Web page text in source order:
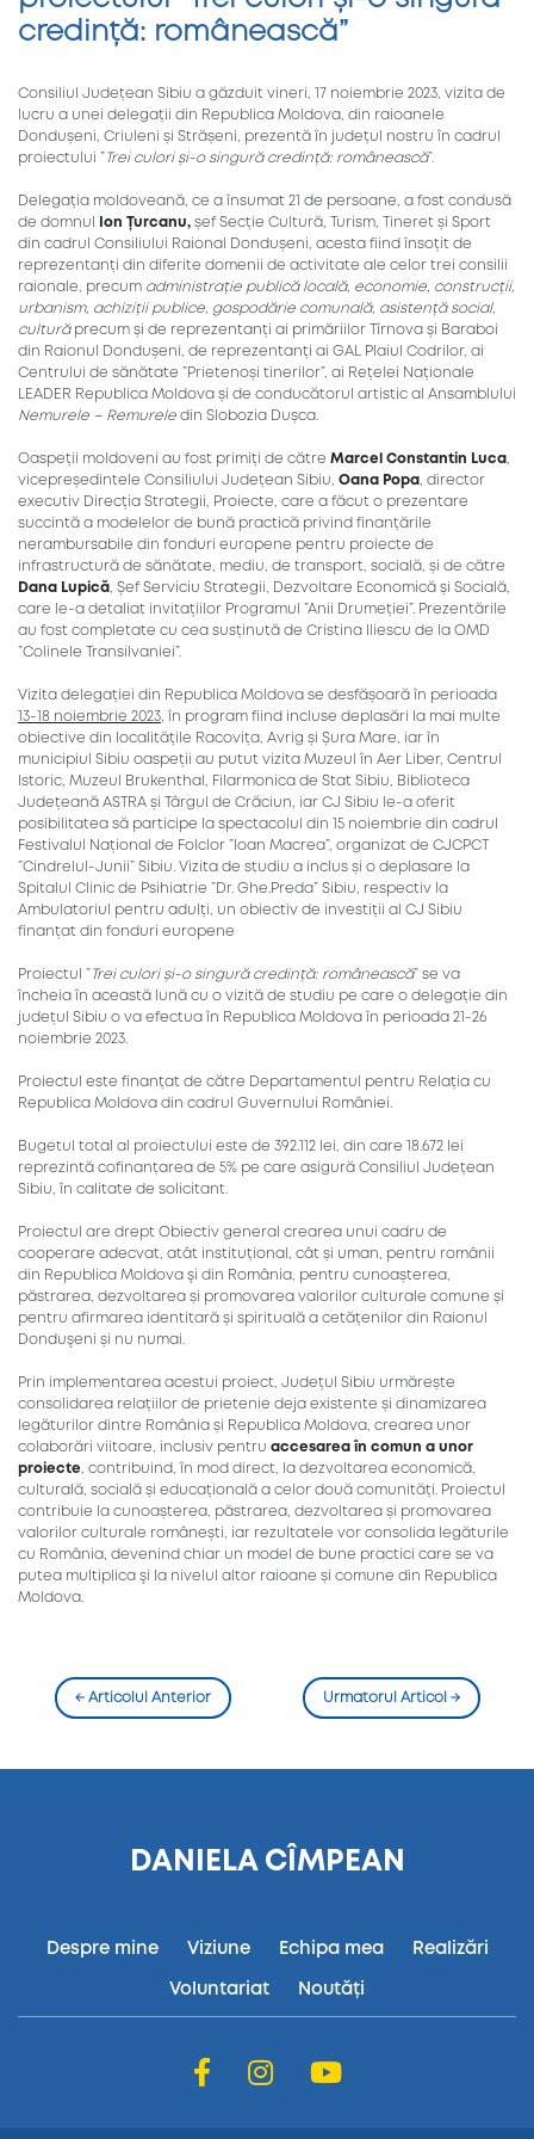
credință: românească”
Consiliul Județean Sibiu a găzduit vineri, 17 noiembrie 2023, vizita de
lucru a unei delegații din Republica Moldova, din raioanele
Dondușeni, Criuleni și Strășeni, prezentă în județul nostru în cadrul
proiectului ”Trei culori și-o singură credință: românească”.
Delegația moldoveană, ce a însumat 21 de persoane, a fost condusă
de domnul
Ion Țurcanu, șef Secție Cultură, Turism, Tineret și Sport
din cadrul Consiliului Raional Dondușeni, acesta fiind însoțit de
reprezentanți din diferite domenii de activitate ale celor trei consilii
raionale, precum administrație publică locală, economie, construcții,
urbanism, achiziții publice,
gospodărie comunală, asistență social,
culturăprecum și de reprezentanți ai primăriilor Tîrnova și Baraboi
din Raionul Dondușeni, de reprezentanți ai GAL Plaiul Codrilor, ai
Centrului de sănătate ”Prietenoși tinerilor”, ai Rețelei Naționale
LEADER Republica Moldova și de conducătorul artistic al Ansamblului
Nemurele – Remurele din Slobozia Dușca.
Oaspeții moldoveni au fost primiți de către Marcel Constantin Luca
vicepreședintele Consiliului Județean Sibiu, Oana Popa , director
executiv Direcția Strategii, Proiecte, care a făcut o prezentare
succintă a modelelor de bună practică privind finanțările
nerambursabile din fonduri europene pentru proiecte de
infrastructură de sănătate, mediu, de transport, socială, și de către
Dana Lupică , Șef Serviciu Strategii, Dezvoltare Economică și Socială,
care le-a detaliat invitațiilor Programul ”Anii Drumeției”. Prezentările
au fost completate cu cea susținută de Cristina Iliescu de la OMD
”Colinele Transilvaniei”.
Vizita delegației din Republica Moldova se desfășoară în perioada
13-18 noiembrie 2023 , în program fiind incluse deplasări la mai multe
obiective din localitățile Racovița, Avrig și Șura Mare, iar în
municipiul Sibiu oaspeții au putut vizita Muzeul în Aer Liber, Centrul
Istoric, Muzeul Brukenthal, Filarmonica de Stat Sibiu, Biblioteca
Județeană ASTRA și Târgul de Crăciun, iar CJ Sibiu le-a oferit
posibilitatea să participe la spectacolul din 15 noiembrie din cadrul
Festivalul Național de Folclor ”Ioan Macrea”, organizat de CJCPCT
”Cindrelul-Junii” Sibiu. Vizita de studiu a inclus și o deplasare la
Spitalul Clinic de Psihiatrie ”Dr. Ghe.Preda” Sibiu, respectiv la
Ambulatoriul pentru adulți, un obiectiv de investiții al CJ Sibiu
finanțat din fonduri europene
Proiectul ”Trei culori și-o singură credință: românească” se va
încheia în această lună cu o vizită de studiu pe care o delegație din
județul Sibiu o va efectua în Republica Moldova în perioada 21-26
noiembrie 2023.
Proiectul este finanțat de către Departamentul pentru Relația cu
Republica Moldova din cadrul Guvernului României.
Bugetul total al proiectului este de 392.112 lei, din care 18.672 lei
reprezintă cofinanțarea de 5% pe care asigură Consiliul Județean
Sibiu, în calitate de solicitant.
Proiectul are drept Obiectiv general crearea unui cadru de
cooperare adecvat, atât instituțional, cât și uman, pentru românii
din Republica Moldova şi din România, pentru cunoașterea,
păstrarea, dezvoltarea și promovarea valorilor culturale comune și
pentru afirmarea identitară și spirituală a cetățenilor din Raionul
Donduşeni și nu numai.
Prin implementarea acestui proiect, Județul Sibiu urmărește
consolidarea relațiilor de prietenie deja existente și dinamizarea
legăturilor dintre România și Republica Moldova, crearea unor
colaborări viitoare, inclusiv pentru accesarea în comun a unor
proiecte , contribuind, în mod direct, la dezvoltarea economică,
culturală, socială și educațională a celor două comunități. Proiectul
contribuie la cunoașterea, păstrarea, dezvoltarea și promovarea
valorilor culturale românești, iar rezultatele vor consolida legăturile
cu România, devenind chiar un model de bune practici care se va
putea multiplica şi la nivelul altor raioane și comune din Republica
Moldova.
←Articolul Anterior Urmatorul Articol →
DANIELA CÎMPEAN
Despre mine Viziune Echipa mea Realizări
Voluntariat Noutăți